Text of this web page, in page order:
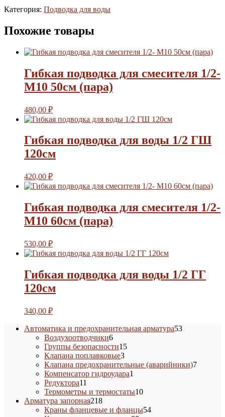
Категория: Подводка для воды
Похожие товары
Гибкая подводка для смесителя 1/2-
M10 50см (пара)
480,00 ₽
Гибкая подводка для воды 1/2 ГШ
120см
420,00 ₽
Гибкая подводка для смесителя 1/2-
M10 60см (пара)
530,00 ₽
Гибкая подводка для воды 1/2 ГГ
120см
340,00 ₽
Автоматика и предохранительная арматура5353
Воздухоотводчики66
товаров
Группы безопасности1515
Клапана поплавковые33
товара
Клапана предохранительные (аварийники)77
Компенсатор гидроудара1
Редуктора11
товаров
Термометры и термостаты1010
Арматура запорная218218
товаров
Краны фланцевые и фланцы5454